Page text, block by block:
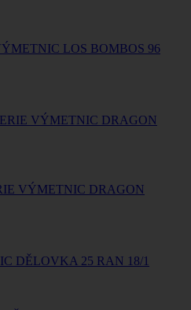
LOS BOMBOS 96
VÝMETNIC DRAGON